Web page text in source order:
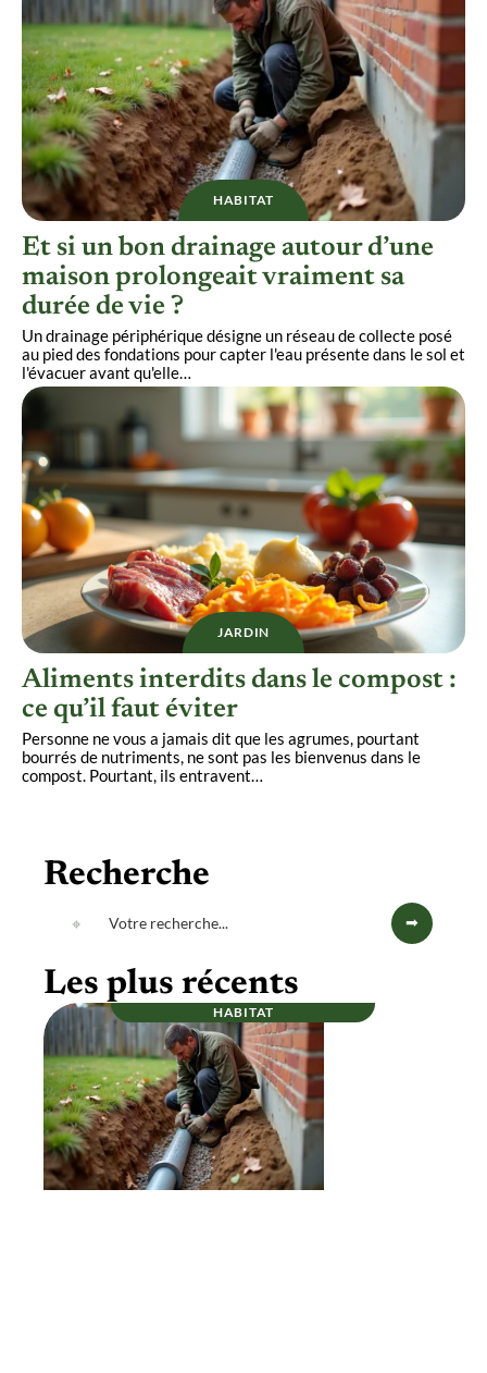
HABITAT
Et si un bon drainage autour d’une
maison prolongeait vraiment sa
durée de vie ?
Un drainage périphérique désigne un réseau de collecte posé
au pied des fondations pour capter l'eau présente dans le sol et
l'évacuer avant qu'elle…
JARDIN
Aliments interdits dans le compost :
ce qu’il faut éviter
Personne ne vous a jamais dit que les agrumes, pourtant
bourrés de nutriments, ne sont pas les bienvenus dans le
compost. Pourtant, ils entravent…
Recherche
Les plus récents
HABITAT